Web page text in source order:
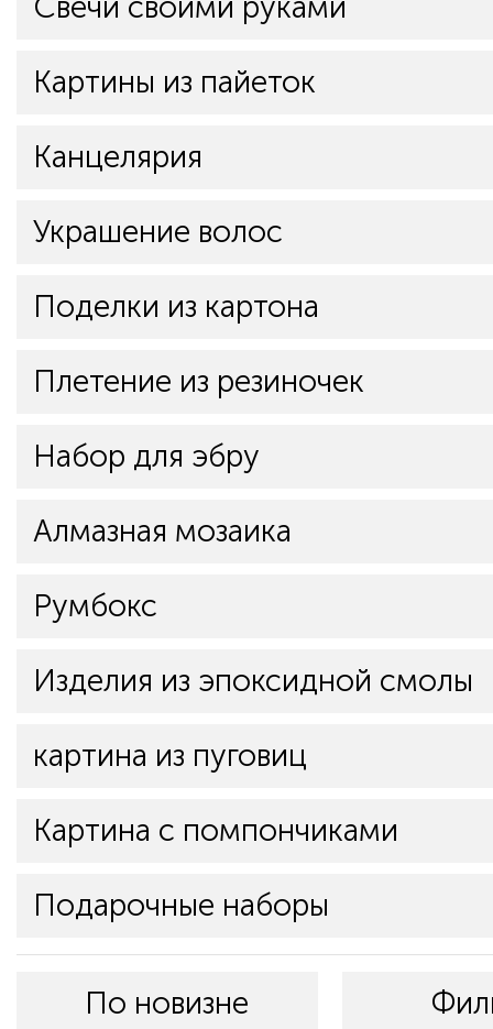
Картины из пайеток
Канцелярия
Украшение волос
Поделки из картона
Плетение из резиночек
Набор для эбру
Алмазная мозаика
Румбокс
Изделия из эпоксидной смолы
картина из пуговиц
Картина с помпончиками
Подарочные наборы
По новизне